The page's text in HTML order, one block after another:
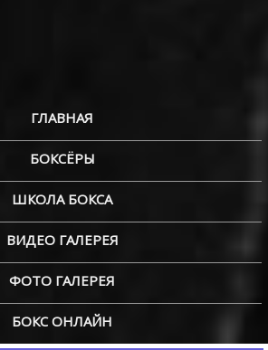
ГЛАВНАЯ
БОКСЁРЫ
ШКОЛА БОКСА
ВИДЕО ГАЛЕРЕЯ
ФОТО ГАЛЕРЕЯ
БОКС ОНЛАЙН